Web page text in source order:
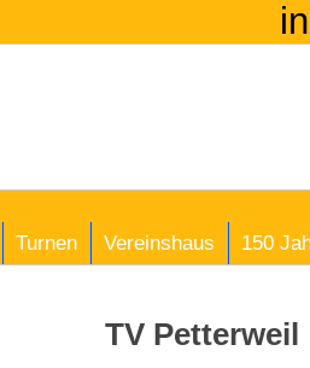
Turnen Vereinshaus 150
TV Petterweil